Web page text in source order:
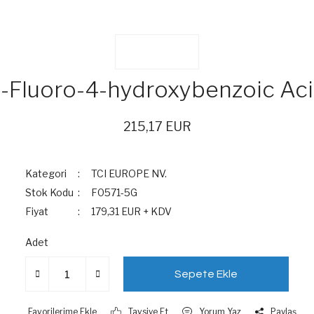
Fluoro-4-hydroxybenzoic
215,17 EUR
Kategori
TCI EUROPE NV.
Stok Kodu
F0571-5G
Fiyat
179,31 EUR + KDV
Adet
Sepete Ekle
Tavsiye Et Yorum Yaz Paylaş